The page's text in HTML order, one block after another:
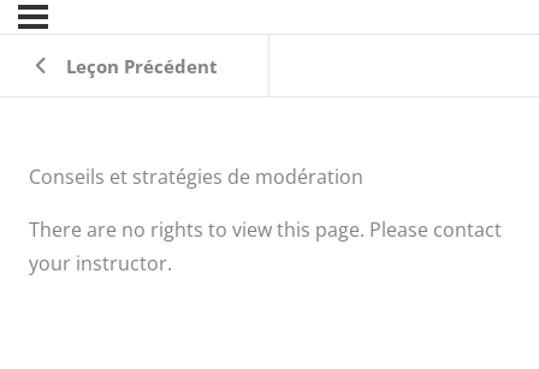
Leçon Précédent
Conseils et stratégies de modération
There are no rights to view this page. Please contact
your instructor.